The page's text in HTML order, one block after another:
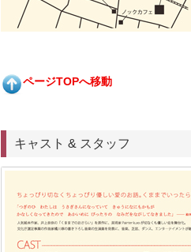
ページTOPへ移動
キャスト & スタッフ